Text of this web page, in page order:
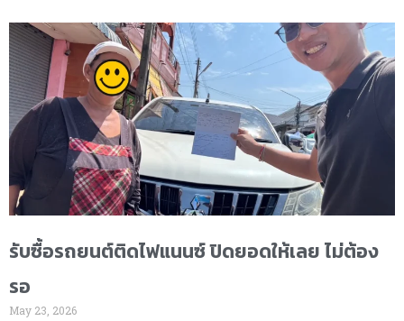
รับซื้อรถยนต์ติดไฟแนนซ์ ปิดยอดให้เลย ไม่ต้อง
รอ
May 23, 2026